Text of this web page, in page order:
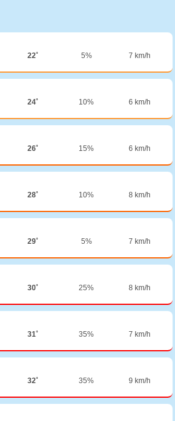
22˚ 5% 7 km/h
24˚ 10% 6 km/h
26˚ 15% 6 km/h
28˚ 10% 8 km/h
29˚ 5% 7 km/h
30˚ 25% 8 km/h
31˚ 35% 7 km/h
32˚ 35% 9 km/h